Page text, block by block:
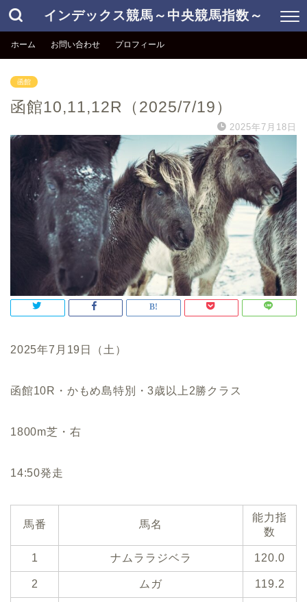
インデックス競馬～中央競馬指数～
ホーム お問い合わせ プロフィール
函館
函館10,11,12R（2025/7/19）
2025年7月18日
2025年7月19日（土）
函館10R・かもめ島特別・3歳以上2勝クラス
1800m芝・右
14:50発走
馬番 馬名
能力指
数
1 ナムララジベラ 120.0
2 ムガ 119.2